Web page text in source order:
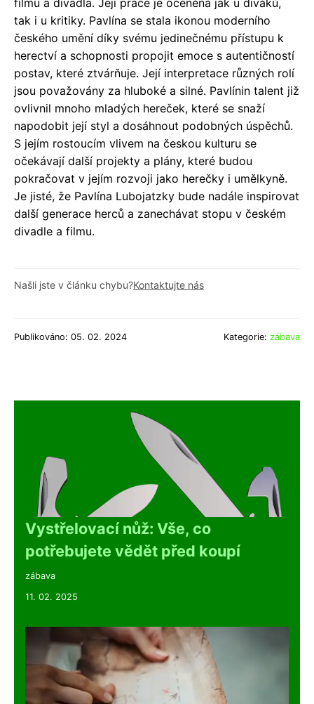
tak i u kritiky. Pavlína se stala ikonou moderního
českého umění díky svému jedinečnému přístupu k
herectví a schopnosti propojit emoce s autentičností
postav, které ztvárňuje. Její interpretace různých rolí
jsou považovány za hluboké a silné. Pavlínin talent již
ovlivnil mnoho mladých hereček, které se snaží
napodobit její styl a dosáhnout podobných úspěchů.
S jejím rostoucím vlivem na českou kulturu se
očekávají další projekty a plány, které budou
pokračovat v jejím rozvoji jako herečky i umělkyně.
Je jisté, že Pavlína Lubojatzky bude nadále inspirovat
další generace herců a zanechávat stopu v českém
divadle a filmu.
Našli jste v článku chybu?Kontaktujte nás
Publikováno: 05. 02. 2024 Kategorie: zábava
Vystřelovací nůž: Vše, co
potřebujete vědět před koupí
zábava
11. 02. 2025